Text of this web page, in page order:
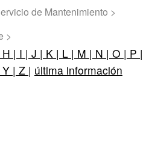
de Mantenimiento >
>
H | I | J | K | L | M | N | O | P |
Y | Z | última información